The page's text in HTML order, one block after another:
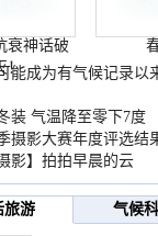
衰神话破
！能成为有气候记录以
装 气温降至零下7度
摄影大赛年度评选结
影】拍拍早晨的云
旅游 气候